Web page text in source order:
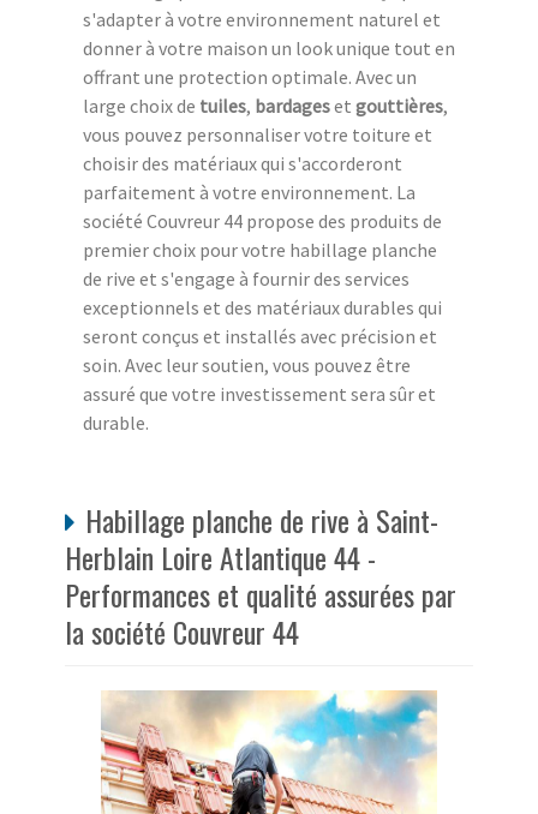
s'adapter à votre environnement naturel et
donner à votre maison un look unique tout en
offrant une protection optimale. Avec un
large choix de tuiles, bardageset gouttières,
vous pouvez personnaliser votre toiture et
choisir des matériaux qui s'accorderont
parfaitement à votre environnement. La
société Couvreur 44 propose des produits de
premier choix pour votre habillage planche
de rive et s'engage à fournir des services
exceptionnels et des matériaux durables qui
seront conçus et installés avec précision et
soin. Avec leur soutien, vous pouvez être
assuré que votre investissement sera sûr et
durable.
Habillage planche de rive à Saint-
Herblain Loire Atlantique 44 -
Performances et qualité assurées par
la société Couvreur 44